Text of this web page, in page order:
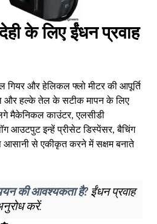
AR
BN
RU
के लिए ईंधन प्रवाह
गियर और हेलिकल फ्लो मीटर की आपूर्ति
और हल्के तेल के सटीक मापन के लिए
मैकेनिकल काउंटर, एलसीडी
आउटपुट इन्हें प्रीसेट डिस्पेंसर, बैचिंग
से एकीकृत करने में सक्षम बनाते
की आवश्यकता है? ईंधन प्रवाह
करें.